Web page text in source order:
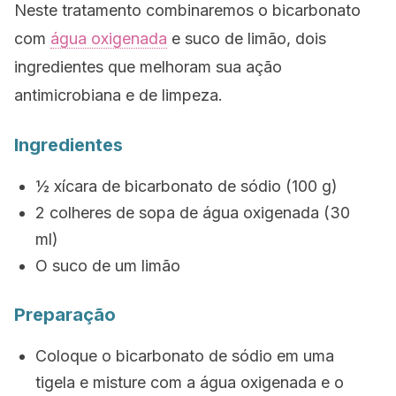
Neste tratamento combinaremos o bicarbonato
com água oxigenada e suco de limão, dois
ingredientes que melhoram sua ação
antimicrobiana e de limpeza.
Ingredientes
½ xícara de bicarbonato de sódio (100 g)
2 colheres de sopa de água oxigenada (30
ml)
O suco de um limão
Preparação
Coloque o bicarbonato de sódio em uma
tigela e misture com a água oxigenada e o